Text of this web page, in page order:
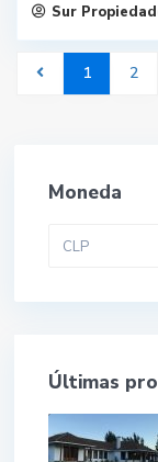
Sur
1 2
Moneda
CLP
Últimas